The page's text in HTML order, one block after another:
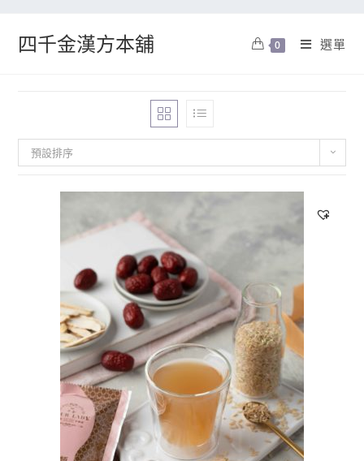
四千金漢方本舖 0 選單
預設排序